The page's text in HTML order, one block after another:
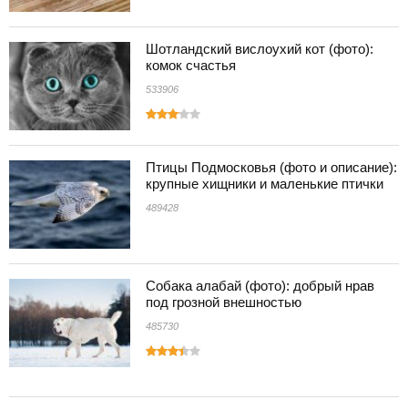
Шотландский вислоухий кот (фото):
комок счастья
533906
Птицы Подмосковья (фото и описание):
крупные хищники и маленькие птички
489428
Собака алабай (фото): добрый нрав
под грозной внешностью
485730